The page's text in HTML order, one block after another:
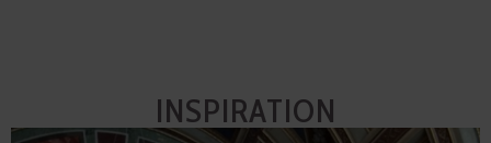
INSPIRATION